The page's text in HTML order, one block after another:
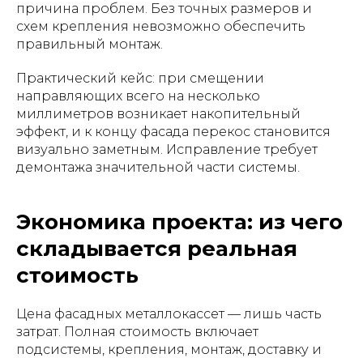
причина проблем. Без точных размеров и
схем крепления невозможно обеспечить
правильный монтаж.
Практический кейс: при смещении
направляющих всего на несколько
миллиметров возникает накопительный
эффект, и к концу фасада перекос становится
визуально заметным. Исправление требует
демонтажа значительной части системы.
Экономика проекта: из чего
складывается реальная
стоимость
Цена фасадных металлокассет — лишь часть
затрат. Полная стоимость включает
подсистемы, крепления, монтаж, доставку и